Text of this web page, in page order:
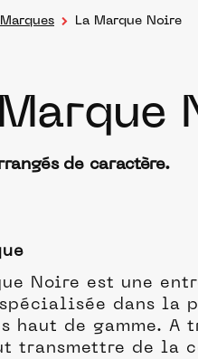
Marques La Marque Noire
de caractère.
Noire est une
spécialisée dans la
haut de gamme. A
transmettre de la